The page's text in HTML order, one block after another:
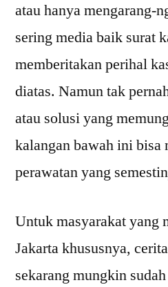
atau hanya mengarang-
sering media baik surat
memberitakan perihal
diatas. Namun tak
atau solusi yang
kalangan bawah ini bisa
perawatan yang
Untuk masyarakat yang
Jakarta khususnya,
sekarang mungkin